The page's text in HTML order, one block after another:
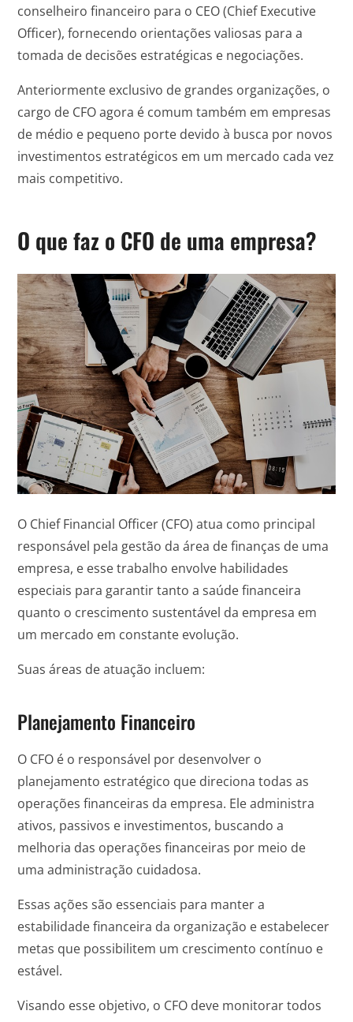
conselheiro financeiro para o CEO (Chief Executive
Officer), fornecendo orientações valiosas para a
tomada de decisões estratégicas e negociações.
Anteriormente exclusivo de grandes organizações, o
cargo de CFO agora é comum também em empresas
de médio e pequeno porte devido à busca por novos
investimentos estratégicos em um mercado cada vez
mais competitivo.
O que faz o CFO de uma empresa?
O Chief Financial Officer (CFO) atua como principal
responsável pela gestão da área de finanças de uma
empresa, e esse trabalho envolve habilidades
especiais para garantir tanto a saúde financeira
quanto o crescimento sustentável da empresa em
um mercado em constante evolução.
Suas áreas de atuação incluem:
Planejamento Financeiro
O CFO é o responsável por desenvolver o
planejamento estratégico que direciona todas as
operações financeiras da empresa. Ele administra
ativos, passivos e investimentos, buscando a
melhoria das operações financeiras por meio de
uma administração cuidadosa.
Essas ações são essenciais para manter a
estabilidade financeira da organização e estabelecer
metas que possibilitem um crescimento contínuo e
estável.
Visando esse objetivo, o CFO deve monitorar todos